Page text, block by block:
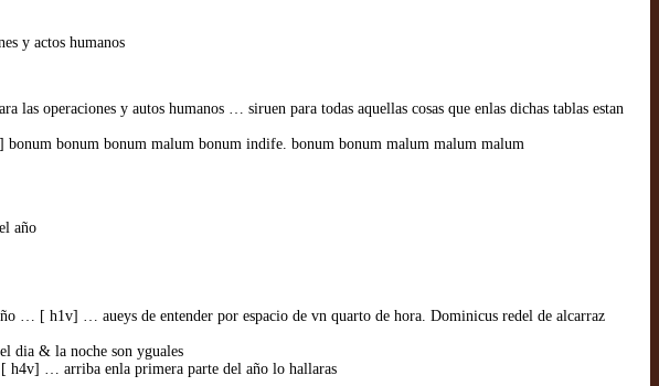
y actos humanos
operaciones y autos humanos … siruen para todas aquellas cosas que enlas dichas tablas estan
bonum bonum malum bonum indife. bonum bonum malum malum malum
año
… [ h1v] … aueys de entender por espacio de vn quarto de hora. Dominicus redel de alcarraz
dia & la noche son yguales
h4v] … arriba enla primera parte del año lo hallaras